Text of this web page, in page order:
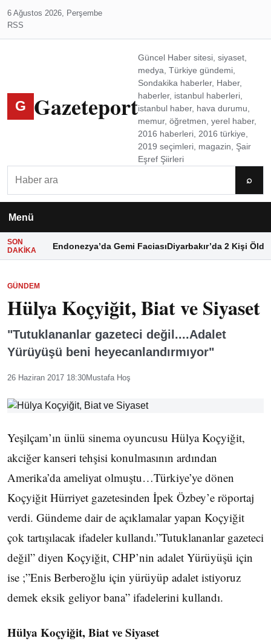
6 Ağustos 2026, Perşembe
RSS
G Gazeteport
Güncel Haber sitesi, siyaset,
medya, Türkiye gündemi,
Sondakika haberler, Haber,
haberler, istanbul haberleri,
istanbul haber, hava durumu,
memur, öğretmen, yerel haber,
2016 haberleri, 2016 türkiye,
2019 seçimleri, magazin, Şair
Eşref Şiirleri
⌕
Menü
SON
DAKIKA
Endonezya’da Gemi FaciasıDiyarbakır’da 2 Kişi Öldü
GÜNDEM
Hülya Koçyiğit, Biat ve Siyaset
"Tutuklananlar gazeteci değil....Adalet
Yürüyüşü beni heyecanlandırmıyor"
26 Haziran 2017 18:30Mustafa Hoş
Yeşilçam’ın ünlü sinema oyuncusu Hülya Koçyiğit,
akciğer kanseri tehşisi konulmasının ardından
Amerika’da ameliyat olmuştu…Türkiye’ye dönen
Koçyiğit Hürriyet gazetesinden İpek Özbey’e röportaj
verdi. Gündeme dair de açıklamalar yapan Koçyiğit
çok tartışılacak ifadeler kullandı.”Tutuklananlar gazeteci
değil” diyen Koçyiğit, CHP’nin adalet Yürüyüşü için
ise ;”Enis Berberoğlu için yürüyüp adalet istiyoruz
demek eksik geliyor bana” ifadelerini kullandı.
Hülya Koçyiğit, Biat ve Siyaset